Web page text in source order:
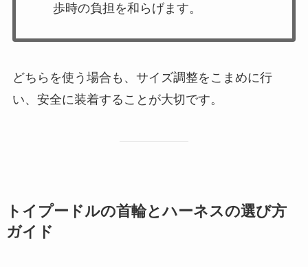
歩時の負担を和らげます。
どちらを使う場合も、サイズ調整をこまめに行
い、安全に装着することが大切です。
トイプードルの首輪とハーネスの選び方
ガイド